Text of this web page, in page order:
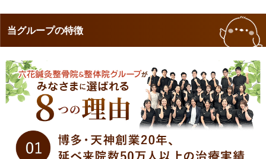
当グループの特徴